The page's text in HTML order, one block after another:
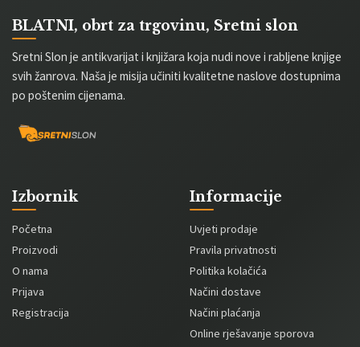
BLATNI, obrt za trgovinu, Sretni slon
Sretni Slon je antikvarijat i knjižara koja nudi nove i rabljene knjige
svih žanrova. Naša je misija učiniti kvalitetne naslove dostupnima
po poštenim cijenama.
Izbornik
Početna
Proizvodi
O nama
Prijava
Registracija
Informacije
Uvjeti prodaje
Pravila privatnosti
Politika kolačića
Načini dostave
Načini plaćanja
Online rješavanje sporova